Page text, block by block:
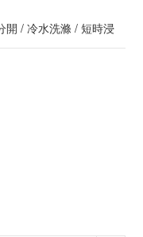
開 / 冷水洗滌 / 短時浸